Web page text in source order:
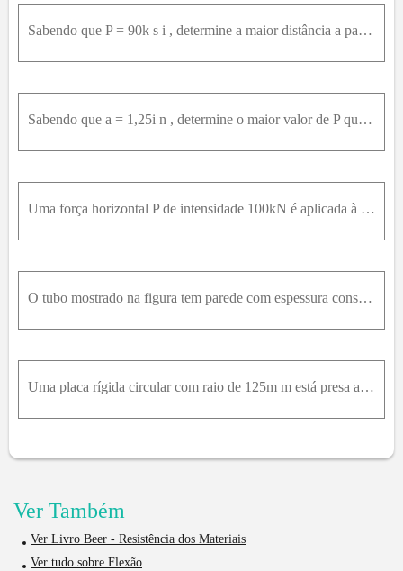
Sabendo que P = 90k s i , determine a maior distância a para qual a tensão máxima de compressão não excede 18k s i .
Sabendo que a = 1,25i n , determine o maior valor de P que pode ser aplicado se exceder as tensões admissíveis a seguir: σ t r a ç ã o = 10k s i çã σ c o m p r e s s ã o = 1 8k s i ã
Uma força horizontal P de intensidade 100kN é aplicada à viga mostrada na figura. Determine a maior distância para a qual a tensão de tração máxima na viga não ultrapasse 75 M p a .
O tubo mostrado na figura tem parede com espessura constante de 12mm. Para o carregamento dado, determine.O ponto em que a linha neutra intercepta a linha ABD.
Uma placa rígida circular com raio de 125m m está presa a um poste retangular cheio de 150 x 200m m , com o centro da placa alinhado ao centro do poste. Se uma força Pd e4 k N for aplicada a E com θ =
Ver Também
Ver Livro Beer - Resistência dos Materiais
Ver tudo sobre Flexão